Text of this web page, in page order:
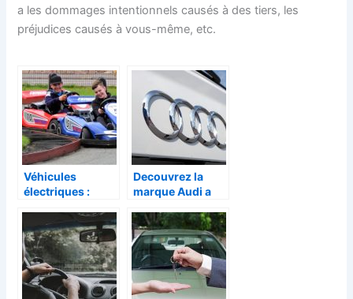
a les dommages intentionnels causés à des tiers, les
préjudices causés à vous-même, etc.
Véhicules
électriques :
version “green”
Decouvrez la
marque Audi a
gamme de motos